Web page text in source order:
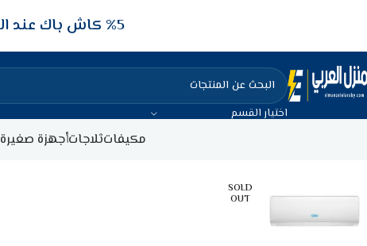
5‎% كاش باك عند الدفع عن طريق الفيزا البنكيه
اختيار القسم
مكيفاتثلاجاتأجهزة صغيرة
SOLD
OUT